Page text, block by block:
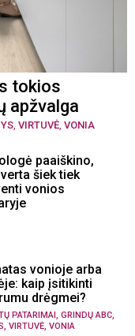
tokios
apžvalga
VIRTUVĖ VONIA
paaiškino,
šiek tiek
vonios
vonioje arba
kaip įsitikinti
drėgmei?
PATARIMAI GRINDŲ ABC
VIRTUVĖ VONIA